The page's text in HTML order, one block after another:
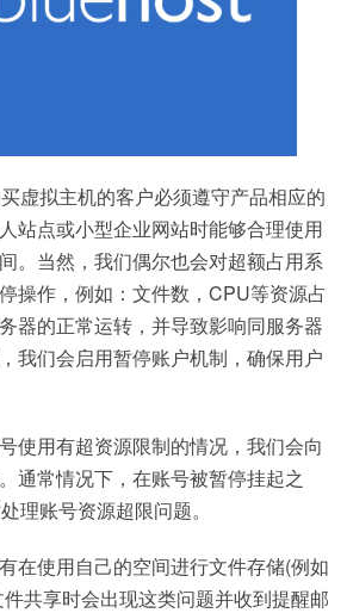
虚拟主机的客户必须遵守产品相应的
站点或小型企业网站时能够合理使用
。当然，我们偶尔也会对超额占用系
操作，例如：文件数，CPU等资源占
器的正常运转，并导致影响同服务器
我们会启用暂停账户机制，确保用户
使用有超资源限制的情况，我们会向
通常情况下，在账号被暂停挂起之
理账号资源超限问题。
在使用自己的空间进行文件存储(例如
共享时会出现这类问题并收到提醒邮